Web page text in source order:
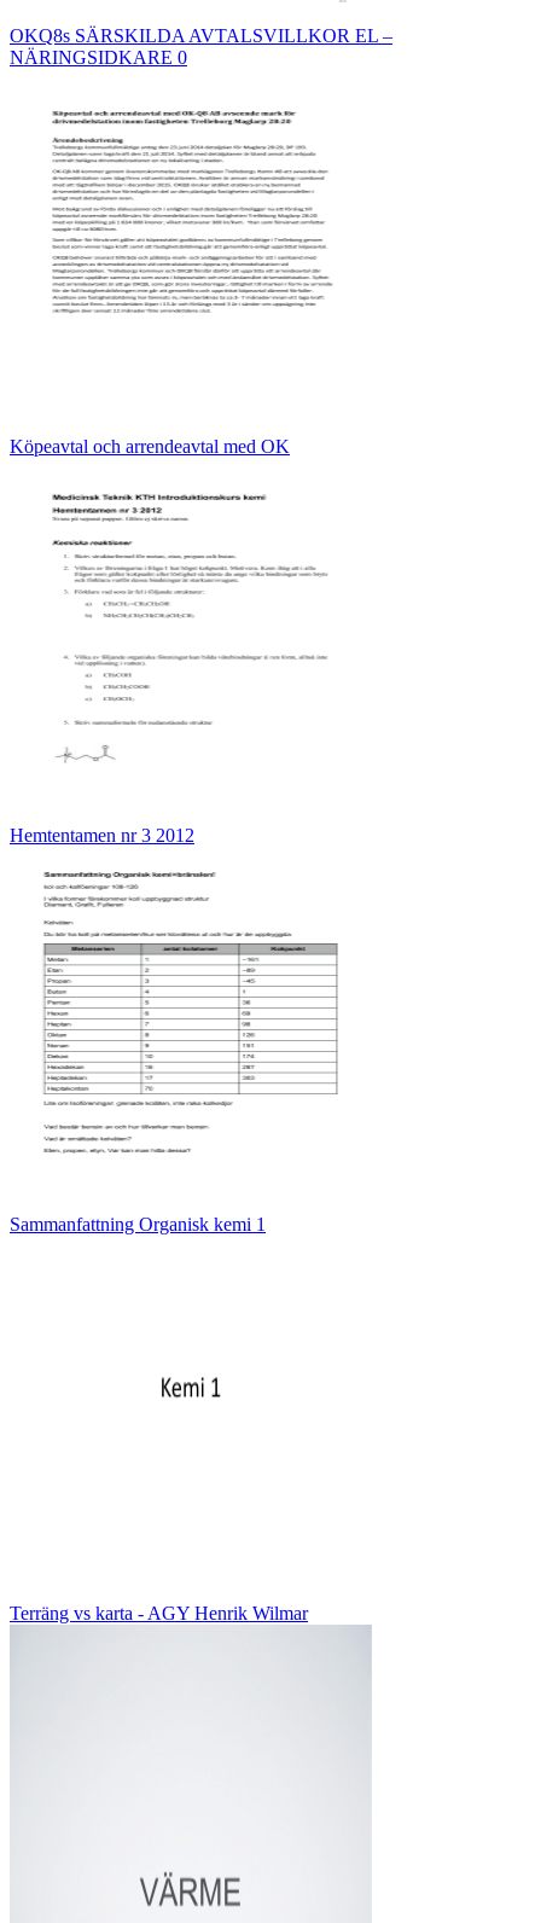
OKQ8s SÄRSKILDA AVTALSVILLKOR EL –
NÄRINGSIDKARE 0
Köpeavtal och arrendeavtal med OK
Hemtentamen nr 3 2012
Sammanfattning Organisk kemi 1
Terräng vs karta - AGY Henrik Wilmar